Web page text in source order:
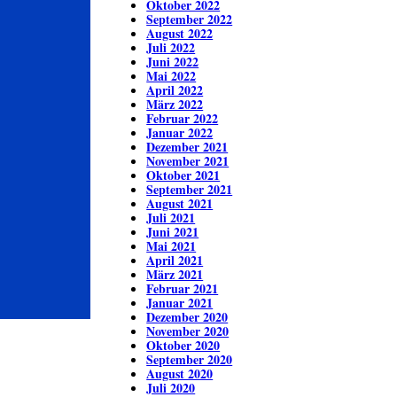
Oktober 2022
September 2022
August 2022
Juli 2022
Juni 2022
Mai 2022
April 2022
März 2022
Februar 2022
Januar 2022
Dezember 2021
November 2021
Oktober 2021
September 2021
August 2021
Juli 2021
Juni 2021
Mai 2021
April 2021
März 2021
Februar 2021
Januar 2021
Dezember 2020
November 2020
Oktober 2020
September 2020
August 2020
Juli 2020